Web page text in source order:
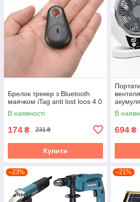
Брелок трекер з Bluetooth
маячком iTag anti lost loos 4.0
В наявності
174 ₴ 231 ₴
Купити
В
694 ₴
–23% –21%